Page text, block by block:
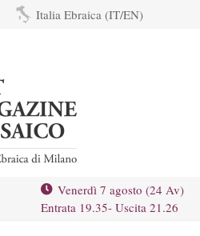
Italia Ebraica (IT/EN)
Venerdì 7 agosto (24 Av)
Entrata 19.35- Uscita 21.26